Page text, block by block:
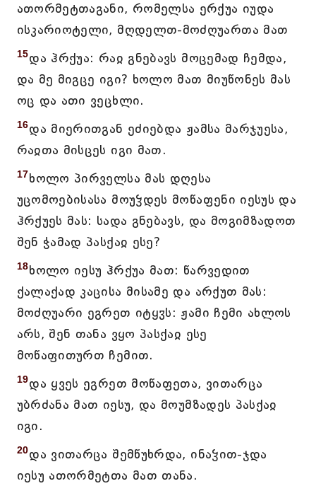
ათორმეტთაგანი, რომელსა ერქუა იუდა
ისკარიოტელი, მღდელთ-მოძღუართა მათ
15და ჰრქუა: რაჲ გნებავს მოცემად ჩემდა,
და მე მიგცე იგი? ხოლო მათ მიუწონეს მას
ოც და ათი ვეცხლი.
16და მიერითგან ეძიებდა ჟამსა მარჯუესა,
რაჲთა მისცეს იგი მათ.
17ხოლო პირველსა მას დღესა
უცომოებისასა მოუჴდეს მოწაფენი იესუს და
ჰრქუეს მას: სადა გნებავს, და მოგიმზადოთ
შენ ჭამად პასქაჲ ესე?
18ხოლო იესუ ჰრქუა მათ: წარვედით
ქალაქად კაცისა მისამე და არქუთ მას:
მოძღუარი ეგრეთ იტყჳს: ჟამი ჩემი ახლოს
არს, შენ თანა ვყო პასქაჲ ესე
მოწაფითურთ ჩემით.
19და ყვეს ეგრეთ მოწაფეთა, ვითარცა
უბრძანა მათ იესუ, და მოუმზადეს პასქაჲ
იგი.
20და ვითარცა შემწუხრდა, ინაჴით-ჯდა
იესუ ათორმეტთა მათ თანა.